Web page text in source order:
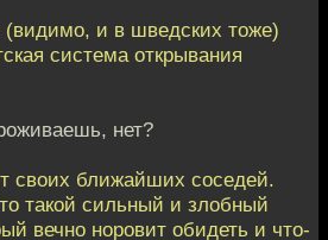
(видимо, и в шведских тоже)
система открывания
нет?
своих ближайших соседей.
такой сильный и злобный
вечно норовит обидеть и что-